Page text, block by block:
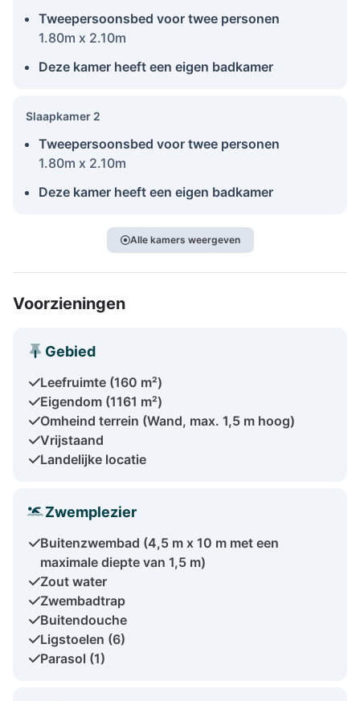
Tweepersoonsbed voor twee personen
1.80m x 2.10m
Deze kamer heeft een eigen badkamer
Slaapkamer 2
Tweepersoonsbed voor twee personen
1.80m x 2.10m
Deze kamer heeft een eigen badkamer
Alle kamers weergeven
Voorzieningen
Gebied
Leefruimte (160 m²)
Eigendom (1161 m²)
Omheind terrein (Wand, max. 1,5 m hoog)
Vrijstaand
Landelijke locatie
Zwemplezier
Buitenzwembad (4,5 m x 10 m met een
maximale diepte van 1,5 m)
Zout water
Zwembadtrap
Buitendouche
Ligstoelen (6)
Parasol (1)